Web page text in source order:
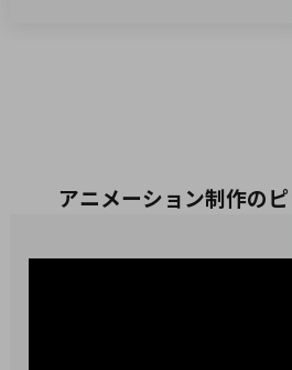
アニメーション制作の